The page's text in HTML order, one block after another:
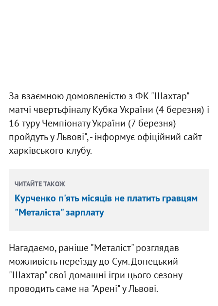
За взаємною домовленістю з ФК "Шахтар"
матчі чвертьфіналу Кубка України (4 березня) і
16 туру Чемпіонату України (7 березня)
пройдуть у Львові", - інформує офіційний сайт
харківського клубу.
ЧИТАЙТЕ ТАКОЖ
Курченко п'ять місяців не платить гравцям
"Металіста" зарплату
Нагадаємо, раніше "Металіст" розглядав
можливість переїзду до Сум. Донецький
"Шахтар" свої домашні ігри цього сезону
проводить саме на "Арені" у Львові.